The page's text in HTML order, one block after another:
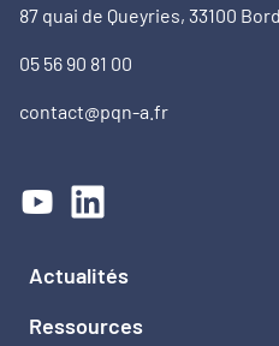
87 quai de Queyries, 33100
05 56 90 81 00
contact@pqn-a.fr
Actualités
Ressources